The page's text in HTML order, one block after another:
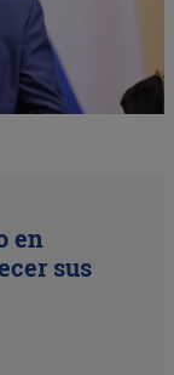
en
sus